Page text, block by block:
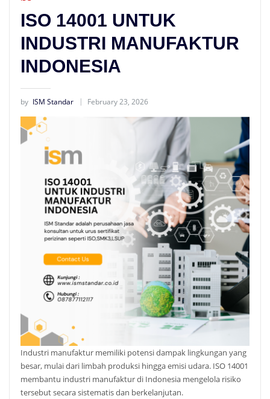
ISO 14001 UNTUK
INDUSTRI MANUFAKTUR
INDONESIA
by ISM Standar February 23, 2026
Industri manufaktur memiliki potensi dampak lingkungan yang
besar, mulai dari limbah produksi hingga emisi udara. ISO 14001
membantu industri manufaktur di Indonesia mengelola risiko
tersebut secara sistematis dan berkelanjutan.